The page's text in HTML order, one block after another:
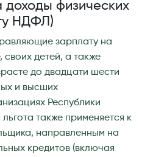
доходы физических
НДФЛ)
зарплату на
своих детей, а также
до двадцати шести
и высших
Республики
также применяется к
направленным на
кредитов (включая